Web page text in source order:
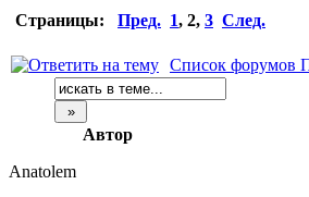
Страницы: Пред. 1, 2, 3 След.
Список форумов
Автор
Anatolem